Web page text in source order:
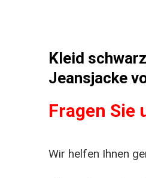
Kleid
Jeansjacke
Fragen Sie
Wir helfen Ihnen